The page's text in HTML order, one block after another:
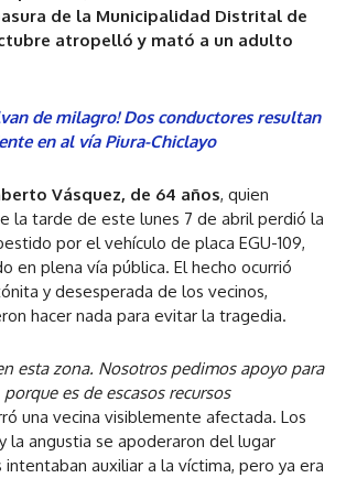
de la Municipalidad Distrital de
atropelló y mató a un adulto
de milagro! Dos conductores resultan
en al vía Piura-Chiclayo
Vásquez, de 64 años, quien
la tarde de este lunes 7 de abril perdió la
por el vehículo de placa EGU-109,
en plena vía pública. El hecho ocurrió
y desesperada de los vecinos,
hacer nada para evitar la tragedia.
esta zona. Nosotros pedimos apoyo para
es de escasos recursos
una vecina visiblemente afectada. Los
la angustia se apoderaron del lugar
auxiliar a la víctima, pero ya era